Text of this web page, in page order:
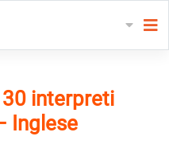
interpreti
Inglese